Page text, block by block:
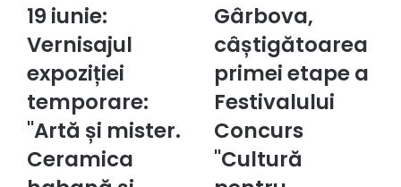
19
Vernisajul
expoziției
temporare:
"Artă
și
mister.
Ceramica
habană
19 iunie:
Vernisajul
expoziției
temporare:
"Artă și mister.
Ceramica
Gârbova,
primei
etape
a
Festivalului
Concurs
"Cultură
pentru
Cultură"
Gârbova,
câștigătoarea
primei etape a
Festivalului
Concurs
"Cultură